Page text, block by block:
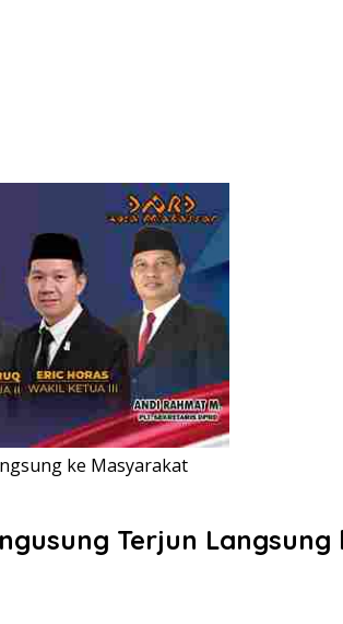
ke Masyarakat
Terjun